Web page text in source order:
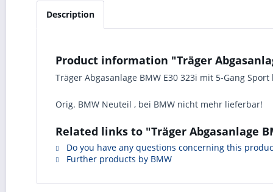
Description
Product information "Träger
Träger Abgasanlage BMW E30 323i mit 5-Gang Sport
Orig. BMW Neuteil , bei BMW nicht mehr lieferbar!
Related links to "Träger Abgasanlage
Do you have any questions concerning this
Further products by BMW